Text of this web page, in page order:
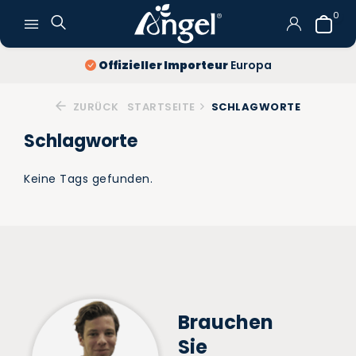
0
Offizieller Importeur Europa
ZURÜCK STARTSEITE SCHLAGWORTE
Schlagworte
Keine Tags gefunden.
Brauchen
Sie